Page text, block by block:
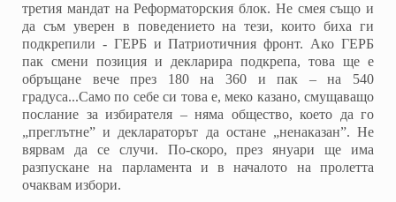
третия мандат на Реформаторския блок. Не смея също и
да съм уверен в поведението на тези, които биха ги
подкрепили - ГЕРБ и Патриотичния фронт. Ако ГЕРБ
пак смени позиция и декларира подкрепа, това ще е
обръщане вече през 180 на 360 и пак – на 540
градуса...Само по себе си това е, меко казано, смущаващо
послание за избирателя – няма общество, което да го
„преглътне” и деклараторът да остане „ненаказан”. Не
вярвам да се случи. По-скоро, през януари ще има
разпускане на парламента и в началото на пролетта
очаквам избори.